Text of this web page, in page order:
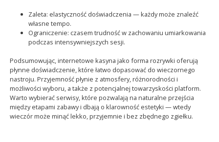
Zaleta: elastyczność doświadczenia — każdy może znaleźć
własne tempo.
Ograniczenie: czasem trudność w zachowaniu umiarkowania
podczas intensywniejszych sesji.
Podsumowując, internetowe kasyna jako forma rozrywki oferują
płynne doświadczenie, które łatwo dopasować do wieczornego
nastroju. Przyjemność płynie z atmosfery, różnorodności i
możliwości wyboru, a także z potencjalnej towarzyskości platform.
Warto wybierać serwisy, które pozwalają na naturalne przejścia
między etapami zabawy i dbają o klarowność estetyki — wtedy
wieczór może minąć lekko, przyjemnie i bez zbędnego zgiełku.